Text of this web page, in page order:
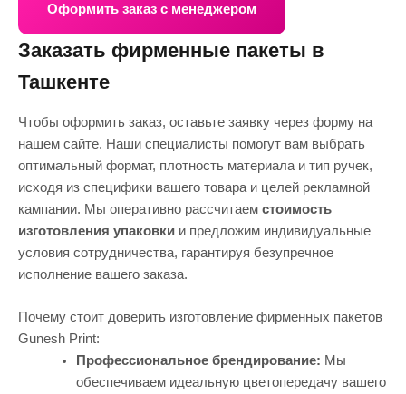
Оформить заказ с менеджером
Заказать фирменные пакеты в
Ташкенте
Чтобы оформить заказ, оставьте заявку через форму на
нашем сайте. Наши специалисты помогут вам выбрать
оптимальный формат, плотность материала и тип ручек,
исходя из специфики вашего товара и целей рекламной
кампании. Мы оперативно рассчитаем стоимость
изготовления упаковки и предложим индивидуальные
условия сотрудничества, гарантируя безупречное
исполнение вашего заказа.
Почему стоит доверить изготовление фирменных пакетов
Gunesh Print:
Профессиональное брендирование: Мы
обеспечиваем идеальную цветопередачу вашего